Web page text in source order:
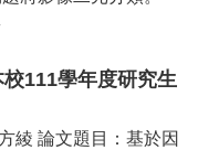
校111學年度研究生
綾 論文題目：基於因